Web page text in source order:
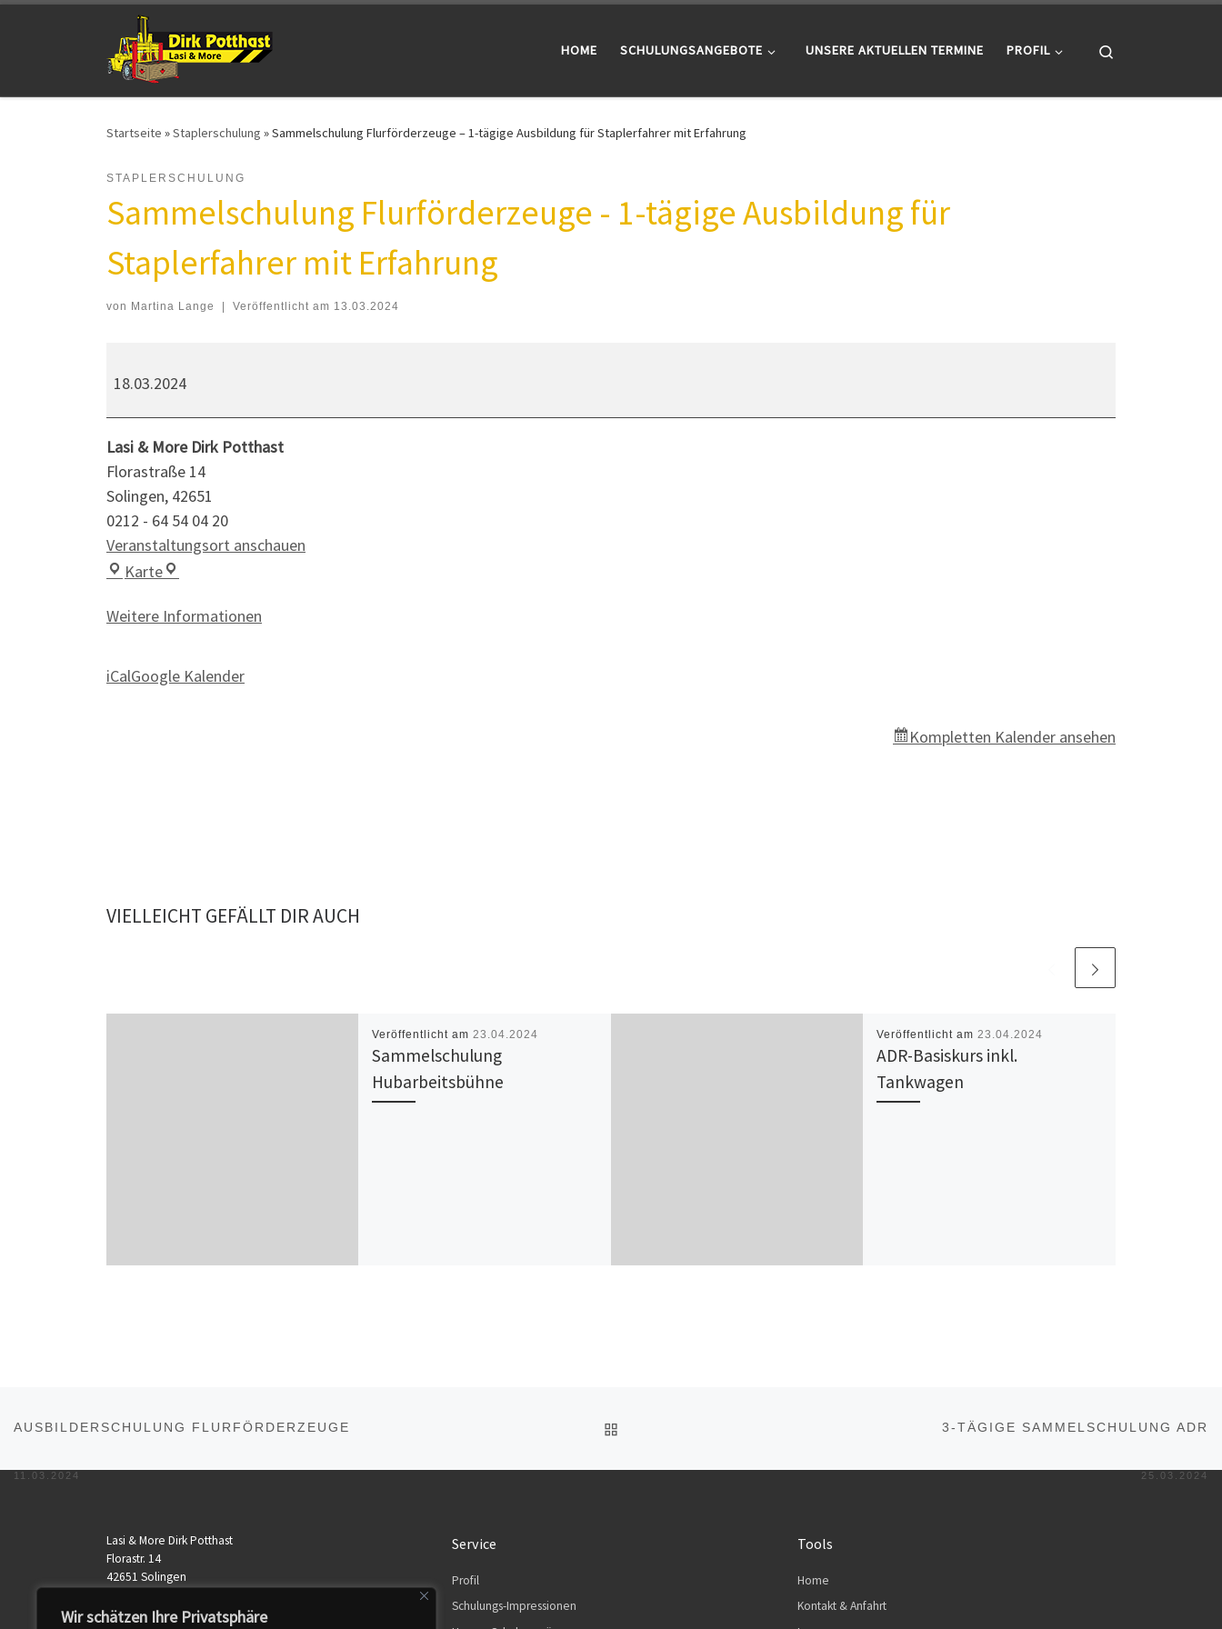
Wir schätzen Ihre Privatsphäre
HOME SCHULUNGSANGEBOTE UNSERE AKTUELLEN TERMINE PROFIL
Startseite »Staplerschulung »Sammelschulung Flurförderzeuge – 1-tägige Ausbildung für Staplerfahrer mit Erfahrung
STAPLERSCHULUNG
Sammelschulung Flurförderzeuge - 1-tägige Ausbildung für
Staplerfahrer mit Erfahrung
von Martina Lange Veröffentlicht am 13.03.2024
18.03.2024
Lasi & More Dirk Potthast
Florastraße 14
Solingen, 42651
0212 - 64 54 04 20
Veranstaltungsort anschauen
KarteLasi & More Dirk Potthast
Weitere Informationen
iCalGoogle Kalender
Kompletten Kalender ansehen
VIELLEICHT GEFÄLLT DIR AUCH
Veröffentlicht am 23.04.2024
Sammelschulung
Hubarbeitsbühne
Veröffentlicht am 23.04.2024
ADR-Basiskurs inkl.
Tankwagen
Beitragsnavigation
AUSBILDERSCHULUNG FLURFÖRDERZEUGE
11.03.2024
3-TÄGIGE SAMMELSCHULUNG ADR
25.03.2024
Lasi & More Dirk Potthast
Florastr. 14
42651 Solingen
Mobil: 0178 - 73 27 420
Service
Profil
Schulungs-Impressionen
Tools
Home
Kontakt & Anfahrt